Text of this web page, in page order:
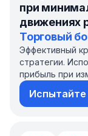
при
движениях
Торговый
Эффективный
стратегии.
прибыль при
Испытайте